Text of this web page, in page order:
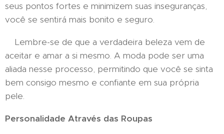
seus pontos fortes e minimizem suas inseguranças,
você se sentirá mais bonito e seguro.
Lembre-se de que a verdadeira beleza vem de
aceitar e amar a si mesmo. A moda pode ser uma
aliada nesse processo, permitindo que você se sinta
bem consigo mesmo e confiante em sua própria
pele.
Personalidade Através das Roupas